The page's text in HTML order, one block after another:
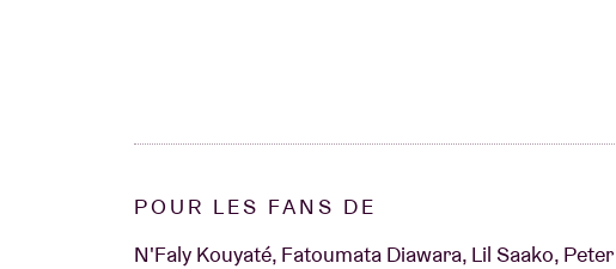
POUR LES FANS DE
N'Faly Kouyaté, Fatoumata Diawara, Lil Saako,